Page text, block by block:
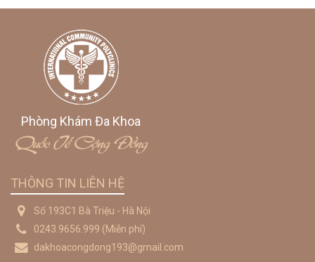
Phòng Khám Đa Khoa
Quốc Tế Cộng Đồng
THÔNG TIN LIÊN HỆ
Số 193C1 Bà Triệu - Hà Nội
0243.9656.999 (Miễn phí)
dakhoacongdong193@gmail.com